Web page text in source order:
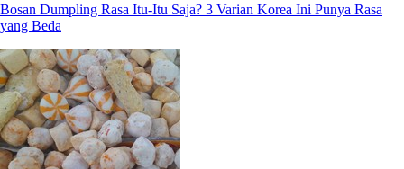
Bosan Dumpling Rasa Itu-Itu Saja? 3 Varian Korea Ini Punya Rasa
yang Beda